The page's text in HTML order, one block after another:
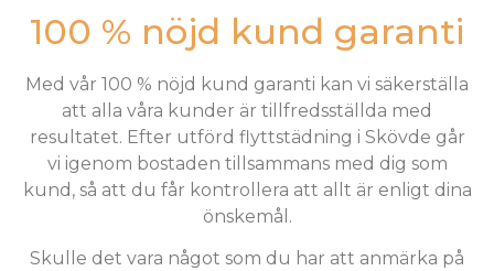
100 % nöjd kund garanti
Med vår 100 % nöjd kund garanti kan vi säkerställa
att alla våra kunder är tillfredsställda med
resultatet. Efter utförd flyttstädning i Skövde går
vi igenom bostaden tillsammans med dig som
kund, så att du får kontrollera att allt är enligt dina
önskemål.
Skulle det vara något som du har att anmärka på